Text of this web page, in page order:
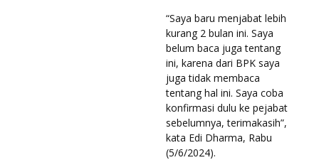
“Saya baru menjabat lebih
kurang 2 bulan ini. Saya
belum baca juga tentang
ini, karena dari BPK saya
juga tidak membaca
tentang hal ini. Saya coba
konfirmasi dulu ke pejabat
sebelumnya, terimakasih”,
kata Edi Dharma, Rabu
(5/6/2024).